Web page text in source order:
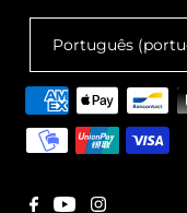
Português